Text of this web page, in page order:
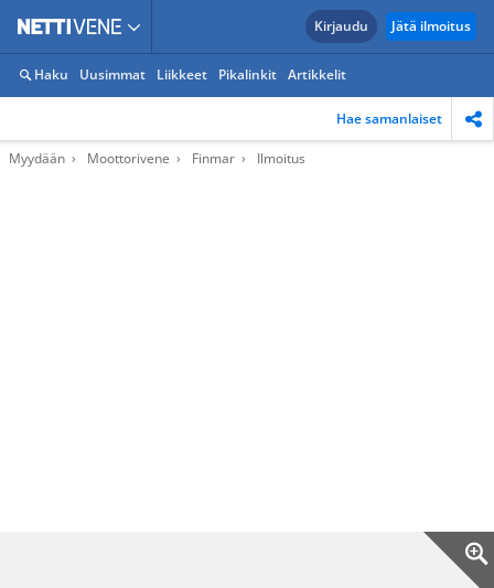
Kirjaudu Jätä ilmoitus
Haku Uusimmat Liikkeet Pikalinkit Artikkelit
Hae samanlaiset
Myydään Moottorivene Finmar Ilmoitus